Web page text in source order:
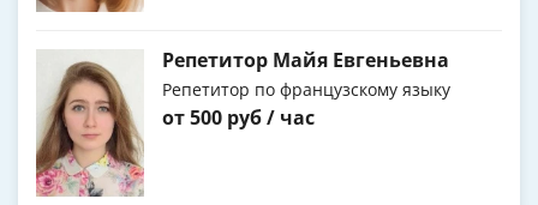
Репетитор Майя Евгеньевна
Репетитор по французскому языку
от 500 руб / час